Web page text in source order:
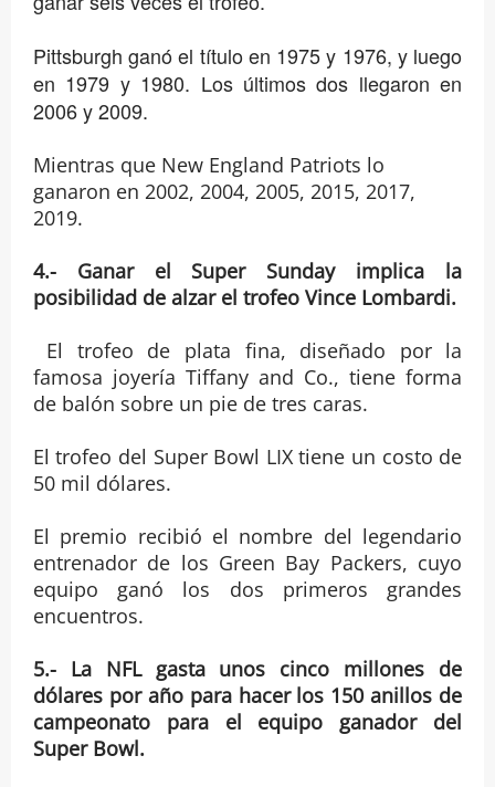
Pittsburgh ganó el título en 1975 y 1976, y luego
en 1979 y 1980. Los últimos dos llegaron en
2006 y 2009.
Mientras que New England Patriots lo
ganaron en 2002, 2004, 2005, 2015, 2017,
2019.
4.- Ganar el Super Sunday implica la
posibilidad de alzar el trofeo Vince Lombardi.
El trofeo de plata fina, diseñado por la
famosa joyería Tiffany and Co., tiene forma
de balón sobre un pie de tres caras.
El trofeo del Super Bowl LIX tiene un costo de
50 mil dólares.
El premio recibió el nombre del legendario
entrenador de los Green Bay Packers, cuyo
equipo ganó los dos primeros grandes
encuentros.
5.- La NFL gasta unos cinco millones de
dólares por año para hacer los 150 anillos de
campeonato para el equipo ganador del
Super Bowl.